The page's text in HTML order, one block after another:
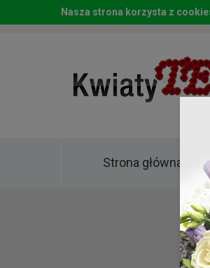
Strona główna
Nasza strona korzysta z